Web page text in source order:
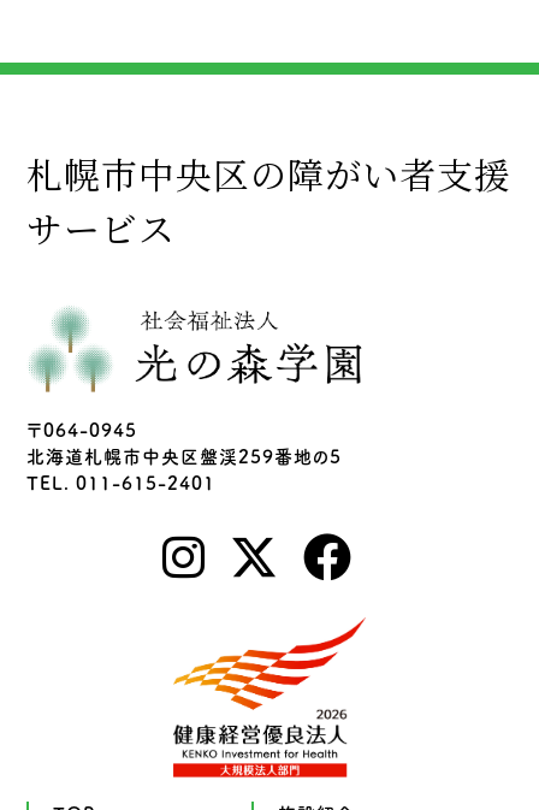
札幌市中央区の障がい者支援
サービス
〒064-0945
北海道札幌市中央区盤渓259番地の5
TEL. 011-615-2401